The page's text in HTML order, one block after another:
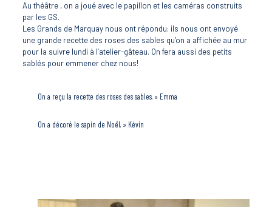
Au théâtre , on a joué avec le papillon et les caméras construits
par les GS.
Les Grands de Marquay nous ont répondu: ils nous ont envoyé
une grande recette des roses des sables qu’on a affichée au mur
pour la suivre lundi à l’atelier-gâteau. On fera aussi des petits
sablés pour emmener chez nous!
On a reçu la recette des roses des sables. » Emma
On a décoré le sapin de Noël. » Kévin